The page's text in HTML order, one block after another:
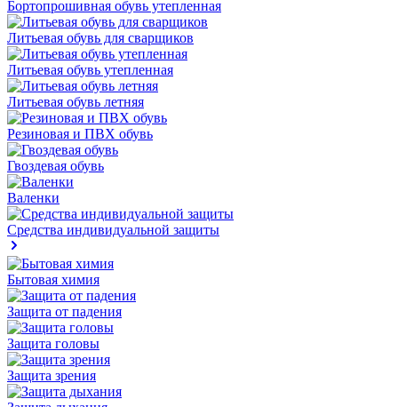
Бортопрошивная обувь утепленная
Литьевая обувь для сварщиков
Литьевая обувь утепленная
Литьевая обувь летняя
Резиновая и ПВХ обувь
Гвоздевая обувь
Валенки
Средства индивидуальной защиты
Бытовая химия
Защита от падения
Защита головы
Защита зрения